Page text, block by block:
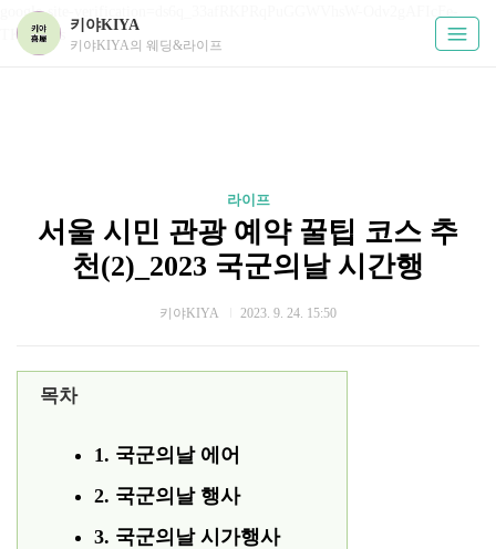
google-site-verification=ds6q_33afRKPRqPuGGWVhsW-Odv2gAFIcFe-
TKUPHos
키야KIYA
키야KIYA의 웨딩&라이프
라이프
서울 시민 관광 예약 꿀팁 코스 추
천(2)_2023 국군의날 시간행
키야KIYA 2023. 9. 24. 15:50
목차
1. 국군의날 에어
2. 국군의날 행사
3. 국군의날 시가행사